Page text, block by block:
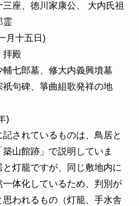
座、徳川家康公、 大内氏祖
霊
月十五日)
殿
七郎墓、修大内義興墳墓
句碑、箏曲組歌発祥の地
)
されているものは、鳥居と
山館跡」で説明していま
灯籠ですが、同じ敷地内に
体化しているため、判別が
われるもの（灯籠、手水舎